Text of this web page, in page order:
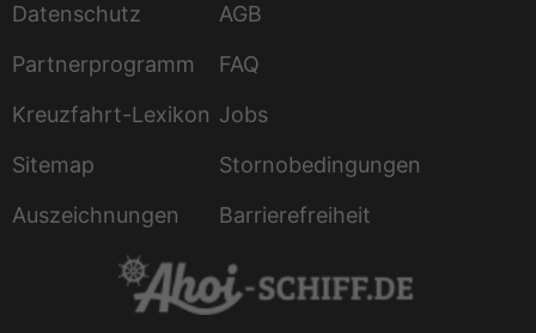
Datenschutz
AGB
Partnerprogramm
FAQ
Kreuzfahrt-Lexikon Jobs
Sitemap
Stornobedingungen
Auszeichnungen
Barrierefreiheit